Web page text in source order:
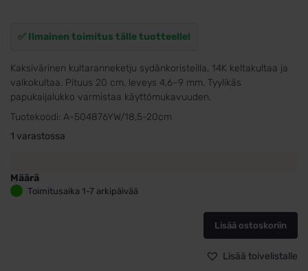
✅ Ilmainen toimitus tälle tuotteelle!
Kaksivärinen kultaranneketju sydänkoristeilla, 14K keltakultaa ja
valkokultaa. Pituus 20 cm, leveys 4,6–9 mm. Tyylikäs
papukaijalukko varmistaa käyttömukavuuden.
Tuotekoodi: A-504876YW/18,5-20cm
1 varastossa
Määrä
Kultaranneketju
Toimitusaika 1-7 arkipäivää
Lisää ostoskoriin
Lisää toivelistalle